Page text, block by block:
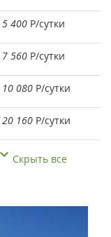
5 400 Р/сутки
7 560 Р/сутки
10 080 Р/сутки
20 160 Р/сутки
Скрыть все